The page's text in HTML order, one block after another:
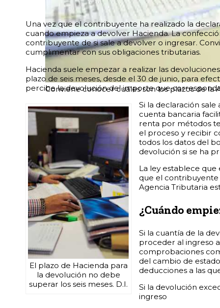
Conviene conocer cuáles son los plazos de
Una vez que el contribuyente ha realizado la
cuando empieza a devolver Hacienda. La
contribuyente de si sale a devolver o ingresar.
cumplimentar con sus obligaciones tributarias.
Hacienda suele empezar a realizar las
plazo de seis meses, desde el 30 de junio, para
percibe la devolución del importe que
El plazo de Hacienda para
la devolución no debe
superar los seis meses. D.I.
Si la declaración
cuenta bancaria
renta por métodos
el proceso y recibir
todos los datos del
devolución si se ha
La ley establece que
que el contribuyente
Agencia Tributaria
¿Cuándo
Si la cuantía de la
proceder al ingreso
comprobaciones
del cambio de
deducciones a las
Si la devolución
ingreso